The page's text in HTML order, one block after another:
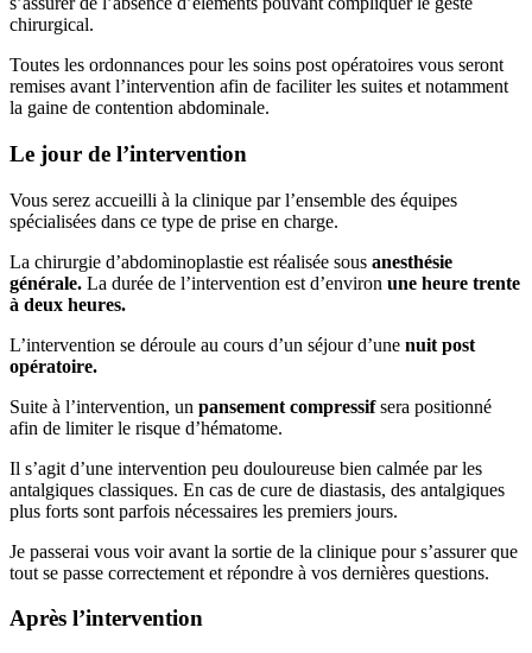
chirurgical.
Toutes les ordonnances pour les soins post opératoires vous seront
remises avant l’intervention afin de faciliter les suites et notamment
la gaine de contention abdominale.
Le jour de l’intervention
Vous serez accueilli à la clinique par l’ensemble des équipes
spécialisées dans ce type de prise en charge.
La chirurgie d’abdominoplastie est réalisée sous anesthésie
générale. La durée de l’intervention est d’environ une heure trente
à deux heures.
L’intervention se déroule au cours d’un séjour d’une nuit post
opératoire.
Suite à l’intervention, un pansement compressifsera positionné
afin de limiter le risque d’hématome.
Il s’agit d’une intervention peu douloureuse bien calmée par les
antalgiques classiques. En cas de cure de diastasis, des antalgiques
plus forts sont parfois nécessaires les premiers jours.
Je passerai vous voir avant la sortie de la clinique pour s’assurer que
tout se passe correctement et répondre à vos dernières questions.
Après l’intervention